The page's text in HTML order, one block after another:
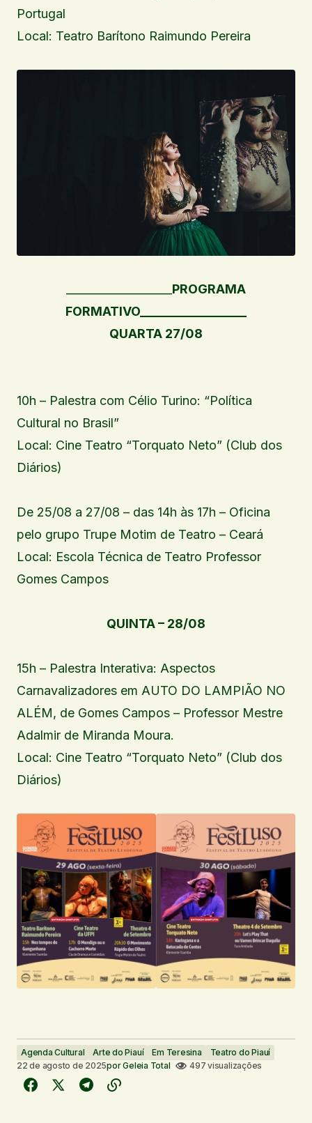
Portugal
Local: Teatro Barítono Raimundo Pereira
PROGRAMA
FORMATIVO_________________
QUARTA 27/08
10h – Palestra com Célio Turino: “Política
Cultural no Brasil”
Local: Cine Teatro “Torquato Neto” (Club dos
Diários)
De 25/08 a 27/08 – das 14h às 17h – Oficina
pelo grupo Trupe Motim de Teatro – Ceará
Local: Escola Técnica de Teatro Professor
Gomes Campos
QUINTA – 28/08
15h – Palestra Interativa: Aspectos
Carnavalizadores em AUTO DO LAMPIÃO NO
ALÉM, de Gomes Campos – Professor Mestre
Adalmir de Miranda Moura.
Local: Cine Teatro “Torquato Neto” (Club dos
Diários)
Agenda Cultural Arte do Piauí Em Teresina
Teatro do Piauí
22 de agosto de 2025porGeleia Total 497 visualizações